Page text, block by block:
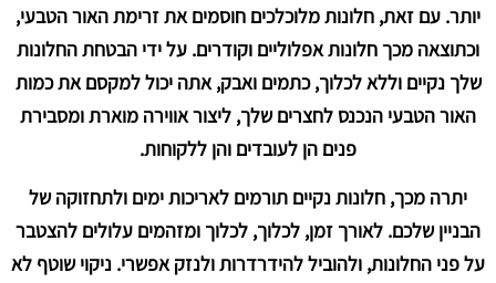
יותר. עם זאת, חלונות מלוכלכים חוסמים את זרימת האור הטבעי,
וכתוצאה מכך חלונות אפלוליים וקודרים. על ידי הבטחת החלונות
שלך נקיים וללא לכלוך, כתמים ואבק, אתה יכול למקסם את כמות
האור הטבעי הנכנס לחצרים שלך, ליצור אווירה מוארת ומסבירת
פנים הן לעובדים והן ללקוחות.
יתרה מכך, חלונות נקיים תורמים לאריכות ימים ולתחזוקה של
הבניין שלכם. לאורך זמן, לכלוך, לכלוך ומזהמים עלולים להצטבר
על פני החלונות, ולהוביל להידרדרות ולנזק אפשרי. ניקוי שוטף לא